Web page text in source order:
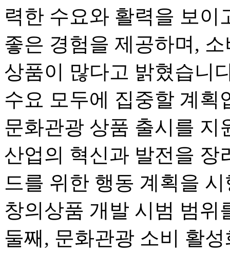
력한 수요와 활력을 보이
좋은 경험을 제공하며,
상품이 많다고 밝혔습니
수요 모두에 집중할 계획
문화관광 상품 출시를 지
산업의 혁신과 발전을 장
드를 위한 행동 계획을
창의상품 개발 시범 범위
둘째, 문화관광 소비 활